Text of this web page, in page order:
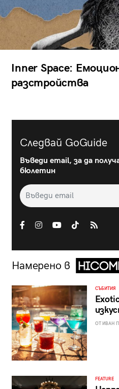
Inner Space:
разстройства
Следвай GoGuide
Въведи email, за да
бюлетин
Намерено в
СЪБИТИЯ
ОТ ИВАН
FEATURE